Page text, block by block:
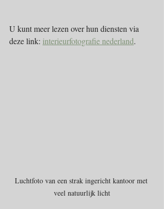
U kunt meer lezen over hun diensten via
deze link: interieurfotografie nederland.
Luchtfoto van een strak ingericht kantoor met
veel natuurlijk licht